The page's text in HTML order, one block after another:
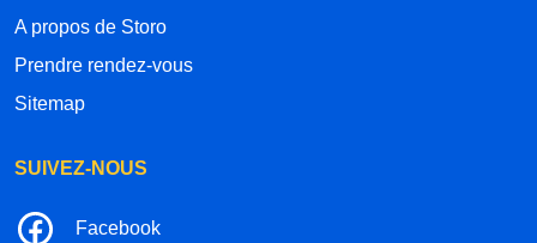
A propos de Storo
Prendre rendez-vous
Sitemap
SUIVEZ-NOUS
Facebook